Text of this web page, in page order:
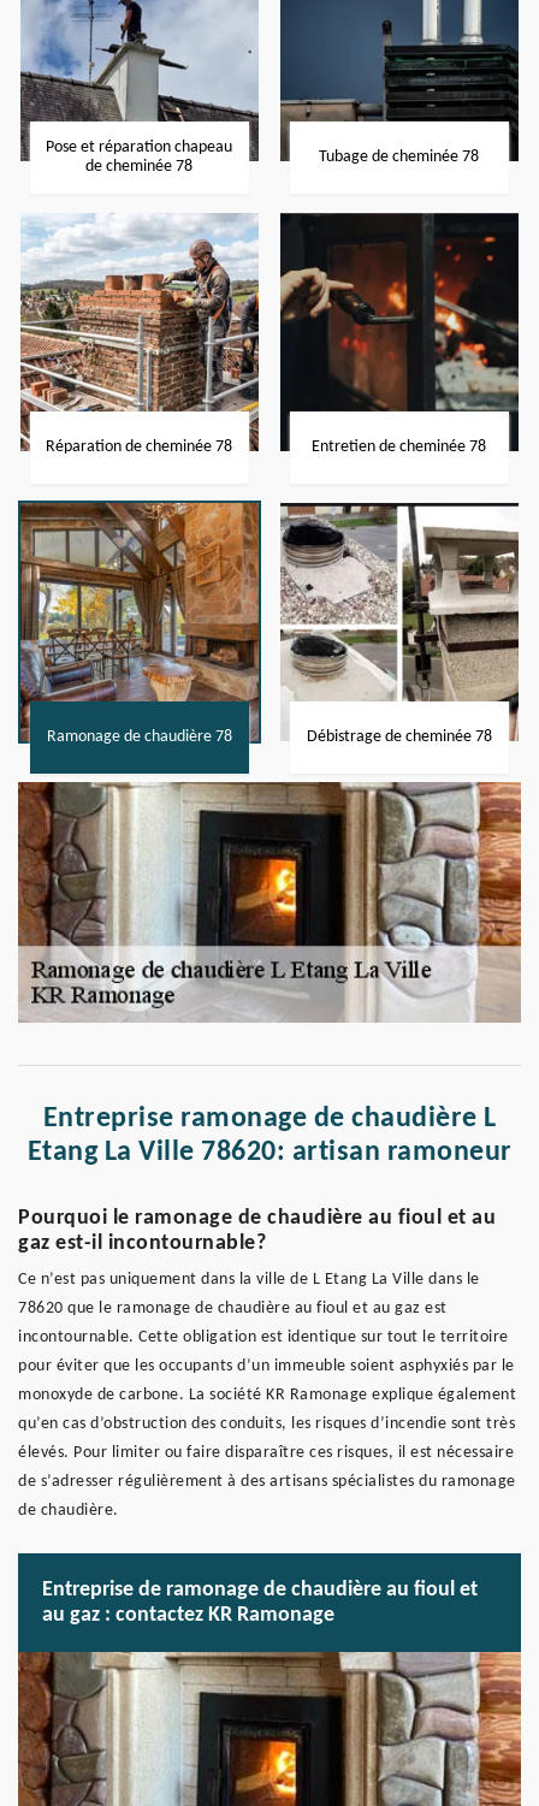
Pose et réparation chapeau
de cheminée 78
Tubage de cheminée 78
Réparation de cheminée 78 Entretien de cheminée 78
Ramonage de chaudière 78 Débistrage de cheminée 78
Entreprise ramonage de chaudière L
Etang La Ville 78620: artisan ramoneur
Pourquoi le ramonage de chaudière au fioul et au
gaz est-il incontournable?
Ce n’est pas uniquement dans la ville de L Etang La Ville dans le
78620 que le ramonage de chaudière au fioul et au gaz est
incontournable. Cette obligation est identique sur tout le territoire
pour éviter que les occupants d’un immeuble soient asphyxiés par le
monoxyde de carbone. La société KR Ramonage explique également
qu’en cas d’obstruction des conduits, les risques d’incendie sont très
élevés. Pour limiter ou faire disparaître ces risques, il est nécessaire
de s’adresser régulièrement à des artisans spécialistes du ramonage
de chaudière.
Entreprise de ramonage de chaudière au fioul et
au gaz : contactez KR Ramonage